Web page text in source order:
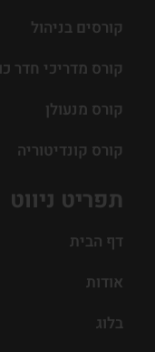
תפריט ניווט
דף הבית
אודות
בלוג
קורסים בניהול
קורס מדריכי חדר
קורס מנעולן
קורס קונדיטוריה